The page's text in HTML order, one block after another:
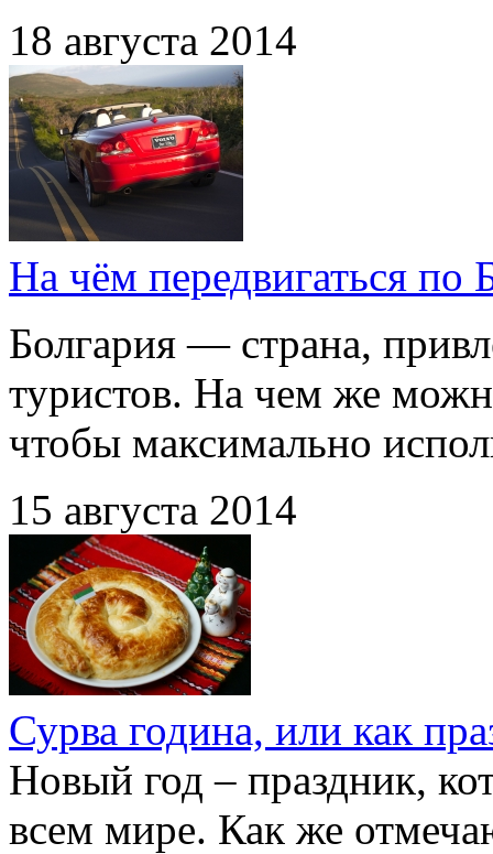
18 августа 2014
На чём передвигаться по
Болгария — страна,
туристов. На чем же
чтобы максимально
15 августа 2014
Сурва година, или как
Новый год – праздник,
всем мире. Как же